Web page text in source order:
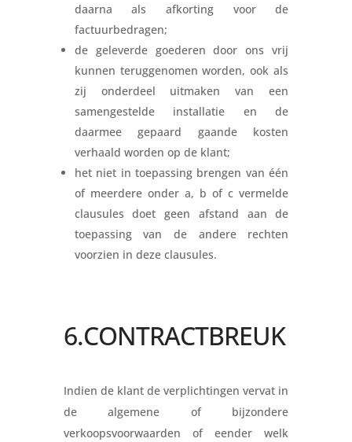
daarna als afkorting voor de
factuurbedragen;
de geleverde goederen door ons vrij
kunnen teruggenomen worden, ook als
zij onderdeel uitmaken van een
samengestelde installatie en de
daarmee gepaard gaande kosten
verhaald worden op de klant;
het niet in toepassing brengen van één
of meerdere onder a, b of c vermelde
clausules doet geen afstand aan de
toepassing van de andere rechten
voorzien in deze clausules.
6.CONTRACTBREUK
Indien de klant de verplichtingen vervat in
de algemene of bijzondere
verkoopsvoorwaarden of eender welk